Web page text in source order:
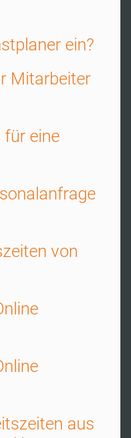
ein?
Mitarbeiter
für eine
von
aus